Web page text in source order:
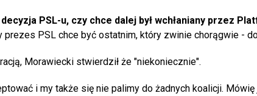
PSL-u, czy chce dalej był wchłaniany przez
prezes PSL chce być ostatnim, który zwinie chorągwie -
Morawiecki stwierdził że "niekoniecznie".
i my także się nie palimy do żadnych koalicji.